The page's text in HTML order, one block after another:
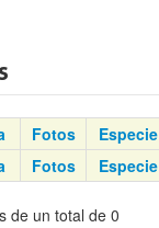
Fotos Especie
Fotos Especie
de un total de 0